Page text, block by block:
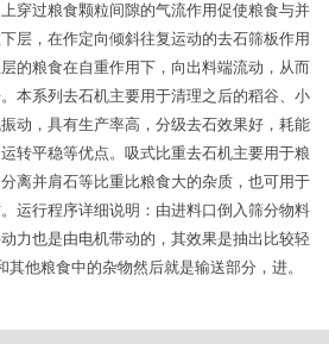
穿过粮食颗粒间隙的气流作用促使粮食与并
层，在作定向倾斜往复运动的去石筛板作用
的粮食在自重作用下，向出料端流动，从而
本系列去石机主要用于清理之后的稻谷、小
动，具有生产率高，分级去石效果好，耗能
转平稳等优点。吸式比重去石机主要用于粮
离并肩石等比重比粮食大的杂质，也可用于
运行程序详细说明：由进料口倒入筛分物料
力也是由电机带动的，其效果是抽出比较轻
他粮食中的杂物然后就是输送部分，进。